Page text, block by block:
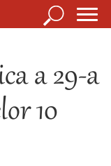
Căutare
a 29-a
10